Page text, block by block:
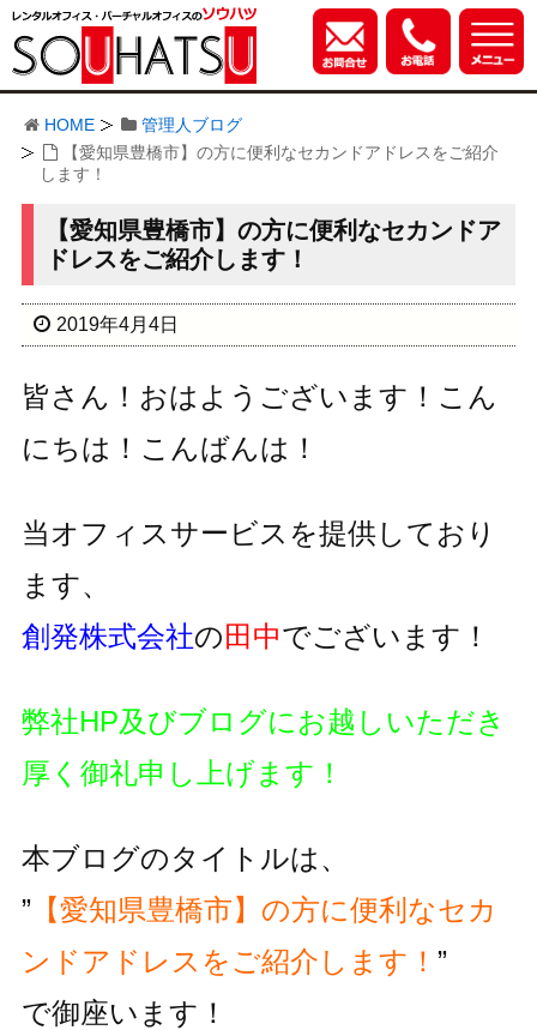
HOME
管理人ブログ
【愛知県豊橋市】の方に便利なセカンドアドレスをご紹介
します！
【愛知県豊橋市】の方に便利なセカンドア
ドレスをご紹介します！
2019年4月4日
皆さん！おはようございます！こん
にちは！こんばんは！
当オフィスサービスを提供しており
ます、
創発株式会社の田中でございます！
弊社HP及びブログにお越しいただき
厚く御礼申し上げます！
本ブログのタイトルは、
”【愛知県豊橋市】の方に便利なセカ
ンドアドレスをご紹介します！ ”
で御座います！